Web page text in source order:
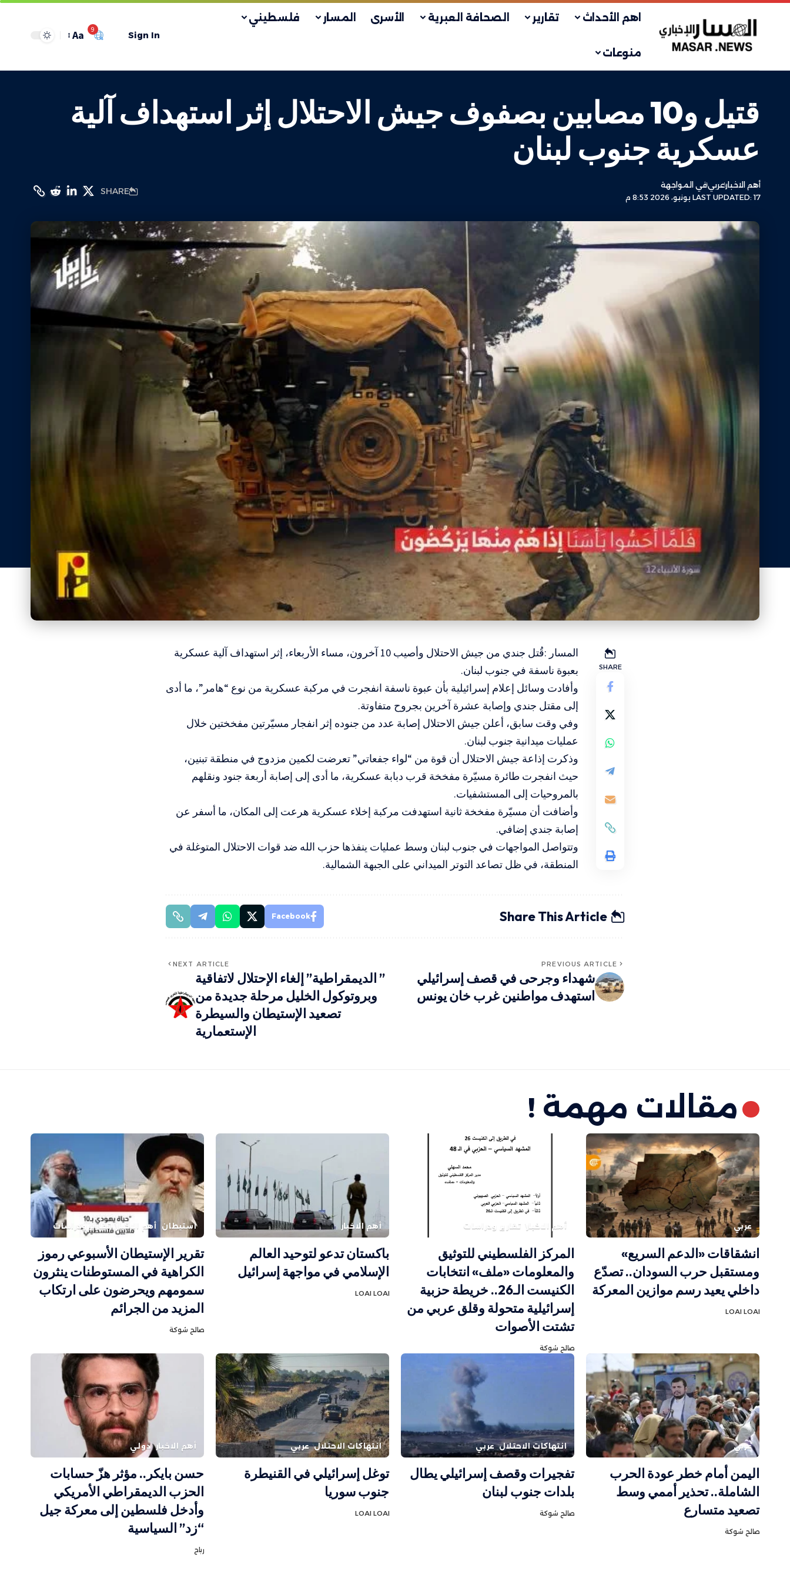
اهم الأحداث تقارير الصحافة العبرية الأسرى المسار فلسطيني
منوعات
Sign In
9
Aa
قتيل و10 مصابين بصفوف جيش الاحتلال إثر استهداف آلية
عسكرية جنوب لبنان
LAST UPDATED: 17 يونيو، 2026 8:53 م
أهم الاخبارعربيفي المواجهة
SHARE
SHARE
المسار :قُتل جندي من جيش الاحتلال وأصيب 10 آخرون، مساء الأربعاء، إثر استهداف آلية عسكرية
بعبوة ناسفة في جنوب لبنان.
وأفادت وسائل إعلام إسرائيلية بأن عبوة ناسفة انفجرت في مركبة عسكرية من نوع “هامر”، ما أدى
إلى مقتل جندي وإصابة عشرة آخرين بجروح متفاوتة.
وفي وقت سابق، أعلن جيش الاحتلال إصابة عدد من جنوده إثر انفجار مسيّرتين مفخختين خلال
عمليات ميدانية جنوب لبنان.
وذكرت إذاعة جيش الاحتلال أن قوة من “لواء جفعاتي” تعرضت لكمين مزدوج في منطقة تبنين،
حيث انفجرت طائرة مسيّرة مفخخة قرب دبابة عسكرية، ما أدى إلى إصابة أربعة جنود ونقلهم
بالمروحيات إلى المستشفيات.
وأضافت أن مسيّرة مفخخة ثانية استهدفت مركبة إخلاء عسكرية هرعت إلى المكان، ما أسفر عن
إصابة جندي إضافي.
وتتواصل المواجهات في جنوب لبنان وسط عمليات ينفذها حزب الله ضد قوات الاحتلال المتوغلة في
المنطقة، في ظل تصاعد التوتر الميداني على الجبهة الشمالية.
Share This Article
Facebook
PREVIOUS ARTICLE
شهداء وجرحى في قصف إسرائيلي
استهدف مواطنين غرب خان يونس
NEXT ARTICLE
” الديمقراطية” إلغاء الإحتلال لاتفاقية
وبروتوكول الخليل مرحلة جديدة من
تصعيد الإستيطان والسيطرة
الإستعمارية
مقالات مهمة !
عربي
انشقاقات «الدعم السريع»
ومستقبل حرب السودان.. تصدّع
داخلي يعيد رسم موازين المعركة
LOAI LOAI
أهم الاخبار تقارير ودراسات
المركز الفلسطيني للتوثيق
والمعلومات «ملف» انتخابات
الكنيست الـ26.. خريطة حزبية
إسرائيلية متحولة وقلق عربي من
تشتت الأصوات
صالح شوكة
أهم الاخبار
باكستان تدعو لتوحيد العالم
الإسلامي في مواجهة إسرائيل
LOAI LOAI
استيطان أهم الاخبار تقارير ودراسات
تقرير الإستيطان الأسبوعي رموز
الكراهية في المستوطنات ينثرون
سمومهم ويحرضون على ارتكاب
المزيد من الجرائم
صالح شوكة
عربي
اليمن أمام خطر عودة الحرب
الشاملة.. تحذير أممي وسط
تصعيد متسارع
صالح شوكة
انتهاكات الاحتلال عربي
تفجيرات وقصف إسرائيلي يطال
بلدات جنوب لبنان
صالح شوكة
انتهاكات الاحتلال عربي
توغل إسرائيلي في القنيطرة
جنوب سوريا
LOAI LOAI
أهم الاخبار دولي
حسن بايكر.. مؤثر هزّ حسابات
الحزب الديمقراطي الأمريكي
وأدخل فلسطين إلى معركة جيل
“زد” السياسية
رباح